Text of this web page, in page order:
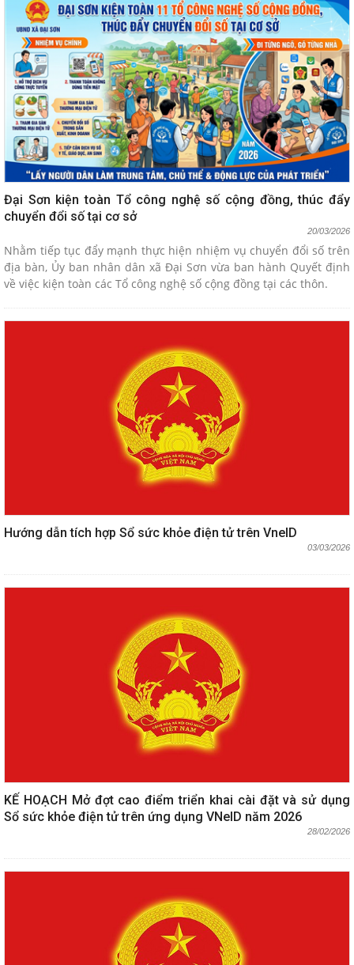
Đại Sơn kiện toàn Tổ công nghệ số cộng đồng, thúc đẩy
chuyển đổi số tại cơ sở
20/03/2026
Nhằm tiếp tục đẩy mạnh thực hiện nhiệm vụ chuyển đổi số trên
địa bàn, Ủy ban nhân dân xã Đại Sơn vừa ban hành Quyết định
về việc kiện toàn các Tổ công nghệ số cộng đồng tại các thôn.
Hướng dẫn tích hợp Sổ sức khỏe điện tử trên VneID
03/03/2026
KẾ HOẠCH Mở đợt cao điểm triển khai cài đặt và sử dụng
Sổ sức khỏe điện tử trên ứng dụng VNeID năm 2026
28/02/2026